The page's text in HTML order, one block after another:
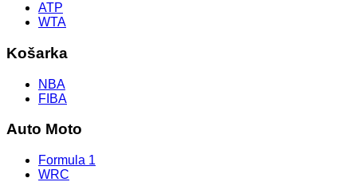
ATP
WTA
Košarka
NBA
FIBA
Auto Moto
Formula 1
WRC